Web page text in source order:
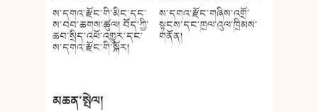
ས་དགའ་རྫོང་གི་མིང་དང་
ས་བབ་ཆགས་ཚུལ། བོད་ཀྱི་
ཆབ་སྲིད་འཕོ་འགྱུར་དང་
ས་དགའ་རྫོང་གི་སྐོར།
ས་དགའ་རྫོང་གཞིས་འགྲོ་
སྟངས་དང་ཁྲལ་འུལ་ཁྲིམས་
གནོན།
མཆན་སྤེལ།